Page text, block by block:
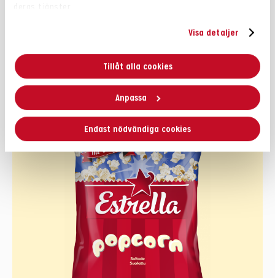
Visa detaljer
Tillåt alla cookies
Anpassa
Endast nödvändiga cookies